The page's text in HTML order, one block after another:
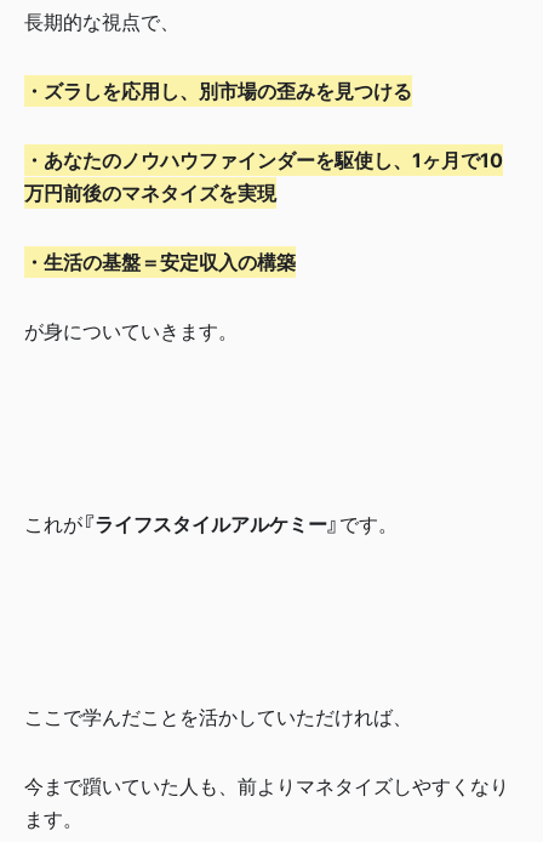
長期的な視点で、
・ズラしを応用し、別市場の歪みを見つける
・あなたのノウハウファインダーを駆使し、1ヶ月で10
万円前後のマネタイズを実現
・生活の基盤＝安定収入の構築
が身についていきます。
これが『ライフスタイルアルケミー』 です。
ここで学んだことを活かしていただければ、
今まで躓いていた人も、前よりマネタイズしやすくなり
ます。